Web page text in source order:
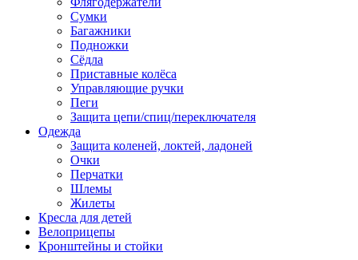
Сумки
Багажники
Подножки
Сёдла
Приставные колёса
Управляющие ручки
Пеги
Защита цепи/спиц/переключателя
Одежда
Защита коленей, локтей, ладоней
Очки
Перчатки
Шлемы
Жилеты
Кресла для детей
Велоприцепы
Кронштейны и стойки